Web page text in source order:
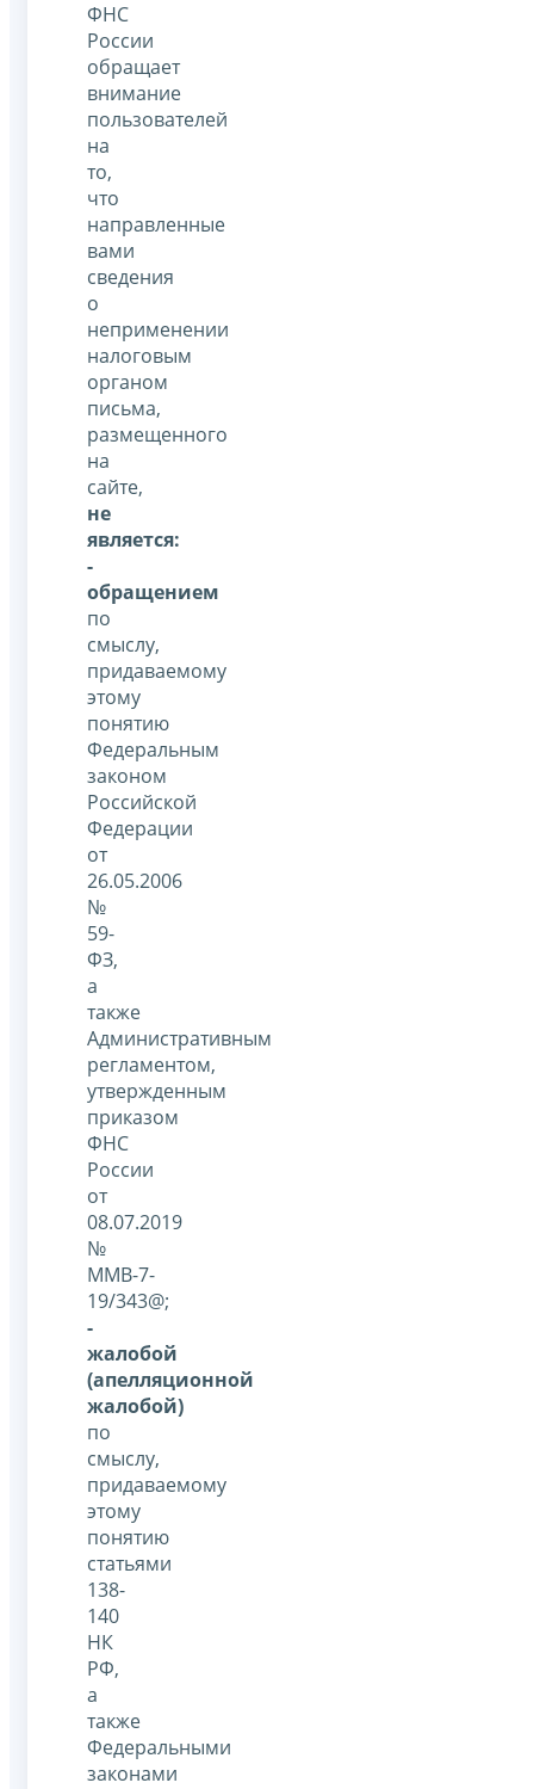
ФНС
России
обращает
внимание
пользователей
на
то,
что
направленные
вами
сведения
о
неприменении
налоговым
органом
письма,
размещенного
на
сайте,
не
является:
-
обращением
по
смыслу,
придаваемому
этому
понятию
Федеральным
законом
Российской
Федерации
от
26.05.2006
№
59-
ФЗ,
а
также
Административным
регламентом,
утвержденным
приказом
ФНС
России
от
08.07.2019
№
ММВ-7-
19/343@;
-
жалобой
(апелляционной
жалобой)
по
смыслу,
придаваемому
этому
понятию
статьями
138-
140
НК
РФ,
а
также
Федеральными
законами